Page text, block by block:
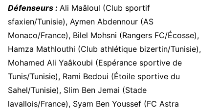
Défenseurs : Ali Maâloul (Club sportif
sfaxien/Tunisie), Aymen Abdennour (AS
Monaco/France), Bilel Mohsni (Rangers FC/Écosse),
Hamza Mathlouthi (Club athlétique bizertin/Tunisie),
Mohamed Ali Yaâkoubi (Espérance sportive de
Tunis/Tunisie), Rami Bedoui (Étoile sportive du
Sahel/Tunisie), Slim Ben Jemai (Stade
lavallois/France), Syam Ben Youssef (FC Astra